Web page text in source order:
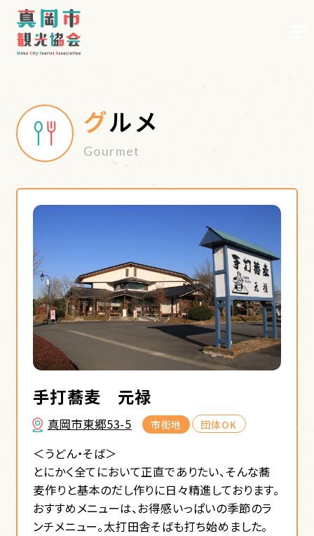
お知らせ
レジャー
お土産
宿泊
トピックス お問い合わせ アクセス
グルメ
Gourmet
手打蕎麦 元禄
真岡市東郷53-5 市街地 団体OK
＜うどん・そば＞
とにかく全てにおいて正直でありたい、そんな蕎
麦作りと基本のだし作りに日々精進しております。
おすすめメニューは、お得感いっぱいの季節のラ
ンチメニュー。太打田舎そばも打ち始めました。